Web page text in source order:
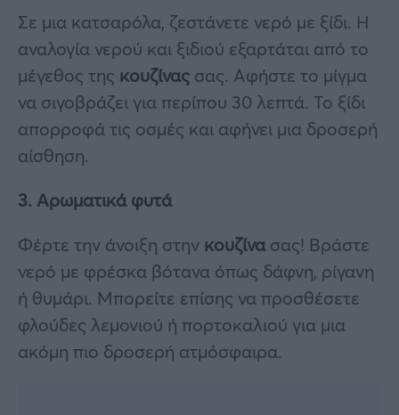
Σε μια κατσαρόλα, ζεστάνετε νερό με ξίδι. Η
αναλογία νερού και ξιδιού εξαρτάται από το
μέγεθος της κουζίνας σας. Αφήστε το μίγμα
να σιγοβράζει για περίπου 30 λεπτά. Το ξίδι
απορροφά τις οσμές και αφήνει μια δροσερή
αίσθηση.
3. Αρωματικά φυτά
Φέρτε την άνοιξη στην κουζίνασας! Βράστε
νερό με φρέσκα βότανα όπως δάφνη, ρίγανη
ή θυμάρι. Μπορείτε επίσης να προσθέσετε
φλούδες λεμονιού ή πορτοκαλιού για μια
ακόμη πιο δροσερή ατμόσφαιρα.